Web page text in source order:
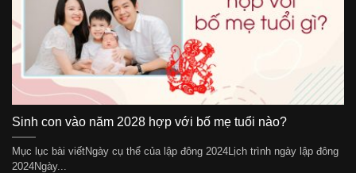
Sinh con vào năm 2028 hợp với bố mẹ tuổi nào?
Mục lục bài viếtNgày cụ thể của lập đông 2024Lịch trình ngày lập đông
2024Ngày...